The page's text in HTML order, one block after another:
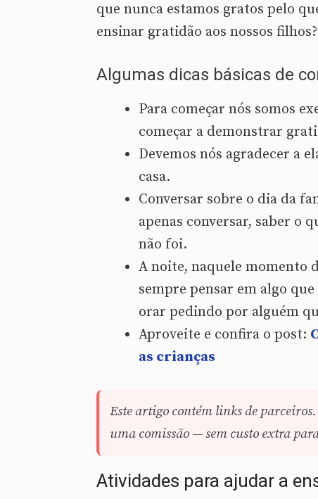
que nunca estamos gratos pelo
ensinar gratidão aos nossos filhos?
Algumas dicas básicas de
Para começar nós somos
começar a demonstrar
Devemos nós agradecer a
casa.
Conversar sobre o dia da
apenas conversar, saber o
não foi.
A noite, naquele momento
sempre pensar em algo
orar pedindo por alguém
Aproveite e confira o post:
as crianças
Este artigo contém links de parceiros.
uma comissão — sem custo extra
Atividades para ajudar a